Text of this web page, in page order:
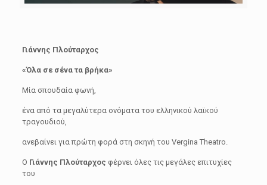
Γιάννης Πλούταρχος
«Όλα σε σένα τα βρήκα»
Μία σπουδαία φωνή,
ένα από τα μεγαλύτερα ονόματα του ελληνικού λαϊκού
τραγουδιού,
ανεβαίνει για πρώτη φορά στη σκηνή του Vergina Theatro.
Ο Γιάννης Πλούταρχος φέρνει όλες τις μεγάλες επιτυχίες
του